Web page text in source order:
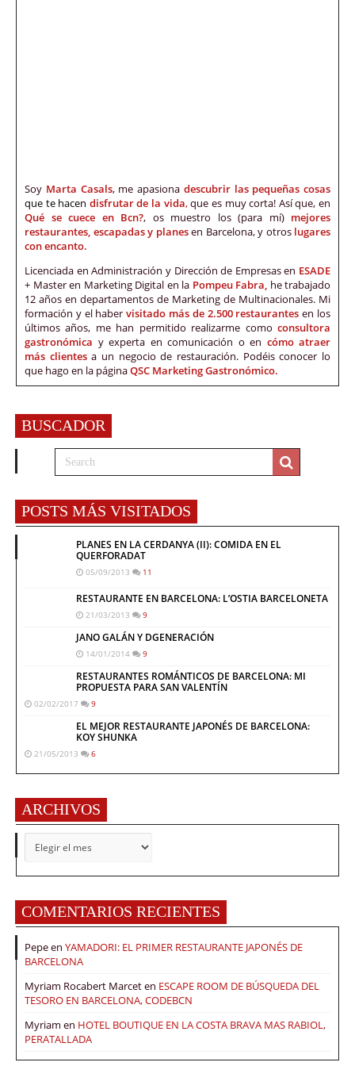
Soy Marta Casals, me apasiona descubrir las pequeñas cosas
que te hacen disfrutar de la vida,que es muy corta! Así que, en
Qué se cuece en Bcn?, os muestro los (para mí) mejores
restaurantes, escapadas y planesen Barcelona, y otros lugares
con encanto.
Licenciada en Administración y Dirección de Empresas en ESADE
+ Master en Marketing Digital en la Pompeu Fabra, he trabajado
12 años en departamentos de Marketing de Multinacionales. Mi
formación y el habervisitado más de 2.500 restaurantes en los
últimos años, me han permitido realizarme como consultora
gastronómica y experta en comunicación o en cómo atraer
más clientes a un negocio de restauración. Podéis conocer lo
que hago en la páginaQSC Marketing Gastronómico.
BUSCADOR
POSTS MÁS VISITADOS
PLANES EN LA CERDANYA (II): COMIDA EN EL
QUERFORADAT
05/09/2013 11
RESTAURANTE EN BARCELONA: L’OSTIA BARCELONETA
21/03/2013 9
JANO GALÁN Y DGENERACIÓN
14/01/2014 9
RESTAURANTES ROMÁNTICOS DE BARCELONA: MI
PROPUESTA PARA SAN VALENTÍN
02/02/2017 9
EL MEJOR RESTAURANTE JAPONÉS DE BARCELONA:
KOY SHUNKA
21/05/2013 6
ARCHIVOS
COMENTARIOS RECIENTES
Pepeen YAMADORI: EL PRIMER RESTAURANTE JAPONÉS DE
BARCELONA
Myriam Rocabert Marceten ESCAPE ROOM DE BÚSQUEDA DEL
TESORO EN BARCELONA, CODEBCN
Myriam en HOTEL BOUTIQUE EN LA COSTA BRAVA MAS RABIOL,
PERATALLADA